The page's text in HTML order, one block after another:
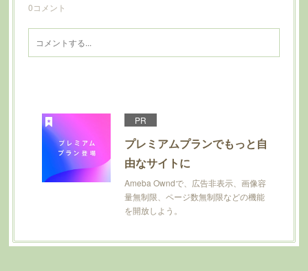
0コメント
PR
プレミアムプランでもっと自
由なサイトに
Ameba Owndで、広告非表示、画像容
量無制限、ページ数無制限などの機能
を開放しよう。